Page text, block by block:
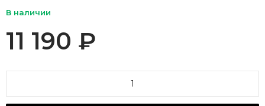
В наличии
11 190 ₽